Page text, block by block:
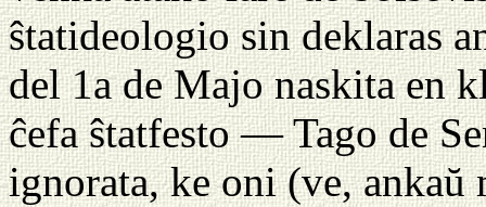
ŝtatideologio sin deklaras
del 1a de Majo naskita en
ĉefa ŝtatfesto — Tago de
ignorata, ke oni (ve, ankaŭ